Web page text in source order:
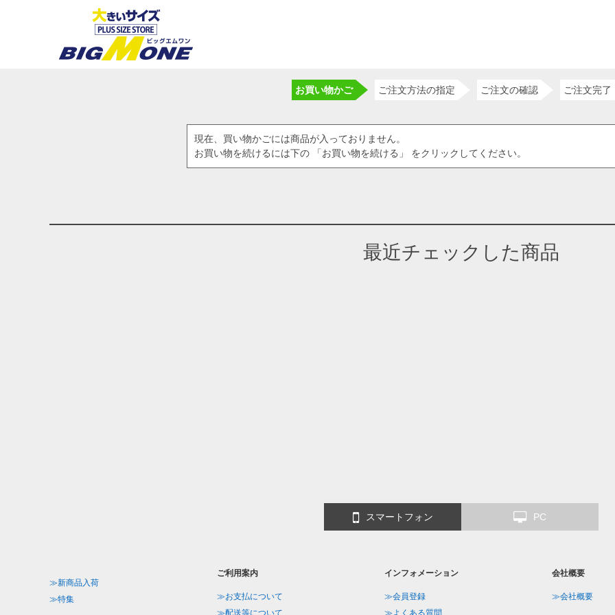
お買い物かご ご注文方法の指定 ご注文の確認 ご注文完了
現在、買い物かごには商品が入っておりません。
お買い物を続けるには下の 「お買い物を続ける」 をクリックしてください。
最近チェックした商品
スマートフォン PC
≫新商品入荷
≫特集
ご利用案内
≫お支払について
≫配送等について
インフォメーション
≫会員登録
≫よくある質問
会社概要
≫会社概要